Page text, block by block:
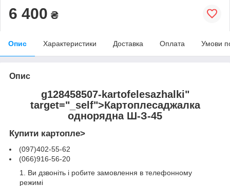
6 400 ₴
Опис Характеристики Доставка Оплата Умови
Опис
g128458507-kartofelesazhalki"
target="_self">Картоплесаджалка
однорядна Ш-З-45
Купити картопле>
(097)402-55-62
(066)916-56-20
Ви дзвоніть і робите замовлення в телефонному
режимі